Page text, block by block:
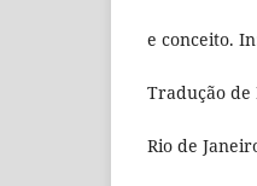
e conceito.
Tradução de
Rio de